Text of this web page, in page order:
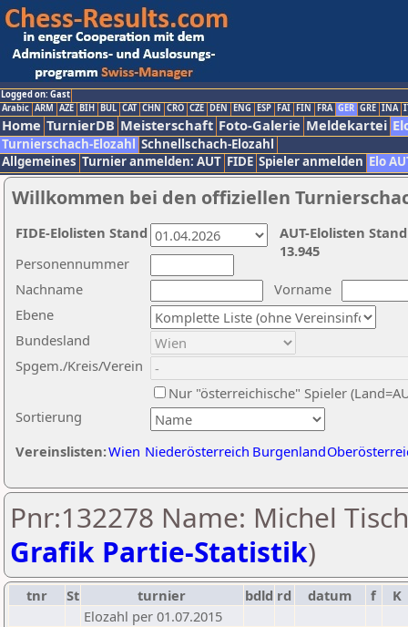
Logged on: Gast
Arabic ARM AZE BIH BUL CAT CHN CRO CZE DEN ENG ESP FAI FIN FRA GER GRE INA
Home TurnierDB Meisterschaft Foto-Galerie Meldekartei
Turnierschach-Elozahl Schnellschach-Elozahl
Allgemeines Turnier anmelden: AUT FIDE Spieler anmelden Elo
Willkommen bei den offiziellen
Nachname
Vorname
Ebene
Sortierung
Personennummer
Bundesland
Spgem./Kreis/Verein
Nur "österreichische" Spieler
Vereinslisten:Wien Niederösterreich Burgenland
AUT-Elolisten
13.945
FIDE-Elolisten Stand
Pnr:132278 Name: Michel
Grafik Partie-Statistik)
tnr St turnier bdld rd datum f
K
Elozahl per 01.07.2015